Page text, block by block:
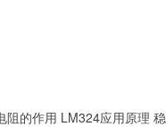
阻的作用 LM324应用原理